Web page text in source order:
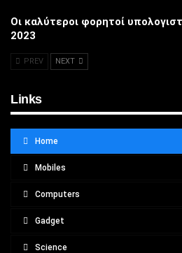
Οι καλύτεροι φορητοί
2023
PREV NEXT
Links
Home
Mobiles
Computers
Gadget
Science